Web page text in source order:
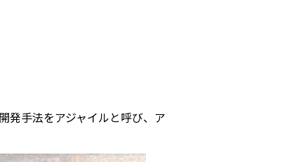
発手法をアジャイルと呼び、ア